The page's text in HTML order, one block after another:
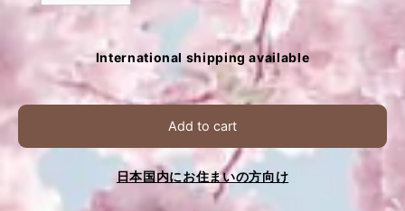
International shipping available
Add to cart
日本国内にお住まいの方向け